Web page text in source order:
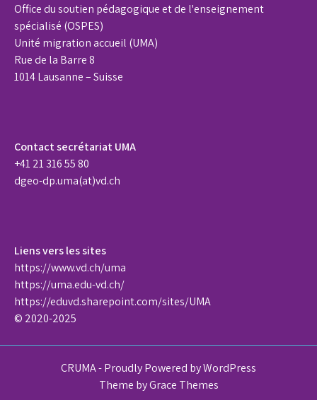
Office du soutien pédagogique et de l'enseignement
spécialisé (OSPES)
Unité migration accueil (UMA)
Rue de la Barre 8
1014 Lausanne – Suisse
Contact secrétariat UMA
+41 21 316 55 80
dgeo-dp.uma(at)vd.ch
Liens vers les sites
https://www.vd.ch/uma
https://uma.edu-vd.ch/
https://eduvd.sharepoint.com/sites/UMA
© 2020-2025
CRUMA - Proudly Powered by WordPress
Theme by Grace Themes